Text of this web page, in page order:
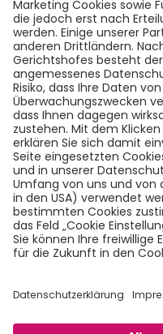
Twitter
LEGAL INFO
Impressum
Datenschutzerklärung
Cookies